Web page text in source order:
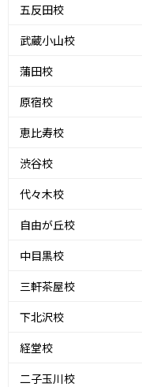
五反田校
武蔵小山校
蒲田校
原宿校
恵比寿校
渋谷校
代々木校
自由が丘校
中目黒校
三軒茶屋校
下北沢校
経堂校
二子玉川校